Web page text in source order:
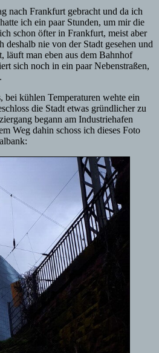
nach Frankfurt gebracht und da ich
ich ein paar Stunden, um mir die
schon öfter in Frankfurt, meist aber
nie von der Stadt gesehen und
läuft man eben aus dem Bahnhof
sich noch in ein paar Nebenstraßen,
bei kühlen Temperaturen wehte ein
die Stadt etwas gründlicher zu
begann am Industriehafen
Weg dahin schoss ich dieses Foto